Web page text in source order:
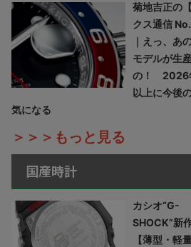
菊地吉正の
クス通信
｜えっ、あ
モデルが生
の！ 2026
以上に今後
気になる
＞＞＞もっと見る
国産時計
カシオ“G-
SHOCK”新
【薄型・軽